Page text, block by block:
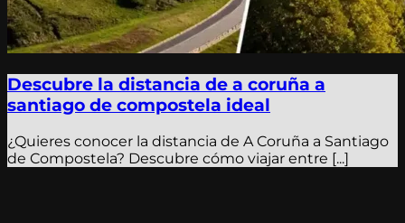
Descubre la distancia de a coruña a
santiago de compostela ideal
¿Quieres conocer la distancia de A Coruña a Santiago
de Compostela? Descubre cómo viajar entre [...]